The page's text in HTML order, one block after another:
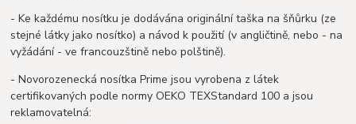
- Ke každému nosítku je dodávána originální taška na šňůrku (ze
stejné látky jako nosítko) a návod k použití (v angličtině, nebo - na
vyžádání - ve francouzštině nebo polštině).
- Novorozenecká nosítka Prime jsou vyrobena z látek
certifikovaných podle normy OEKO TEXStandard 100 a jsou
reklamovatelná: